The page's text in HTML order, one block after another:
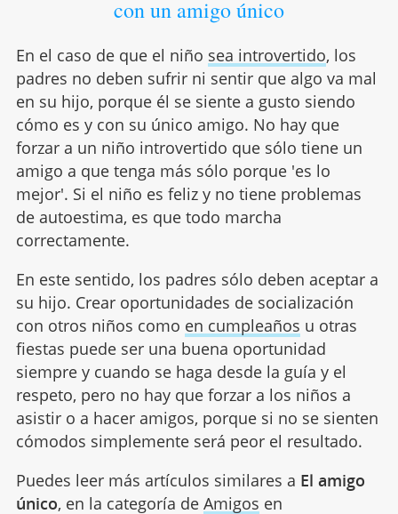
con un amigo único
En el caso de que el niño sea introvertido, los
padres no deben sufrir ni sentir que algo va mal
en su hijo, porque él se siente a gusto siendo
cómo es y con su único amigo. No hay que
forzar a un niño introvertido que sólo tiene un
amigo a que tenga más sólo porque 'es lo
mejor'. Si el niño es feliz y no tiene problemas
de autoestima, es que todo marcha
correctamente.
En este sentido, los padres sólo deben aceptar a
su hijo. Crear oportunidades de socialización
con otros niños como en cumpleaños u otras
fiestas puede ser una buena oportunidad
siempre y cuando se haga desde la guía y el
respeto, pero no hay que forzar a los niños a
asistir o a hacer amigos, porque si no se sienten
cómodos simplemente será peor el resultado.
Puedes leer más artículos similares a El amigo
único, en la categoría de Amigos en